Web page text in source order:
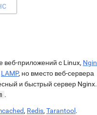
веб-приложений c Linux,
LAMP, но вместо веб-сервера
и быстрый сервер Nginx.
.
, Redis, Tarantool.